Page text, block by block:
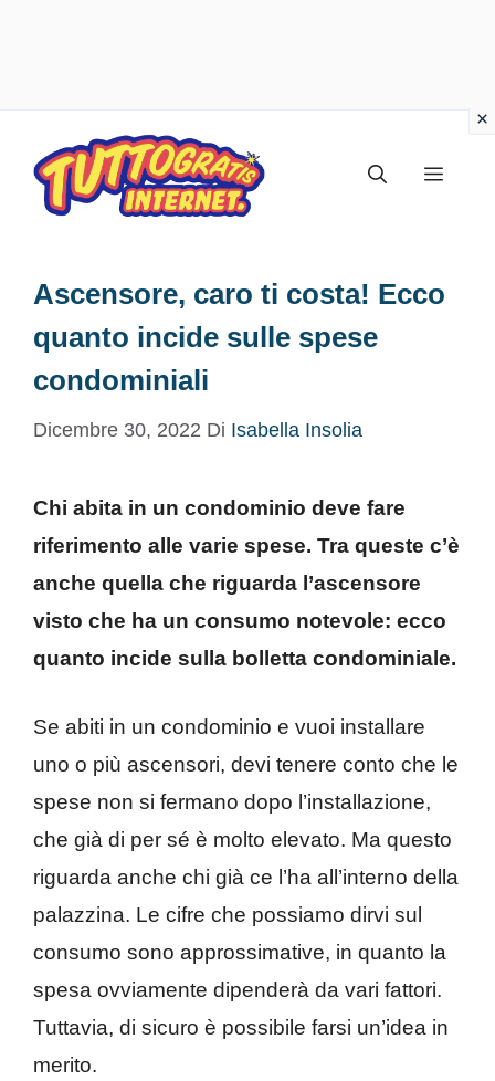
contenuto
Menu
Ascensore, caro ti costa! Ecco
quanto incide sulle spese
condominiali
Dicembre 30, 2022 Di Isabella Insolia
Chi abita in un condominio deve fare
riferimento alle varie spese. Tra queste c’è
anche quella che riguarda l’ascensore
visto che ha un consumo notevole: ecco
quanto incide sulla bolletta condominiale.
Se abiti in un condominio e vuoi installare
uno o più ascensori, devi tenere conto che le
spese non si fermano dopo l’installazione,
che già di per sé è molto elevato. Ma questo
riguarda anche chi già ce l’ha all’interno della
palazzina. Le cifre che possiamo dirvi sul
consumo sono approssimative, in quanto la
spesa ovviamente dipenderà da vari fattori.
Tuttavia, di sicuro è possibile farsi un’idea in
merito.